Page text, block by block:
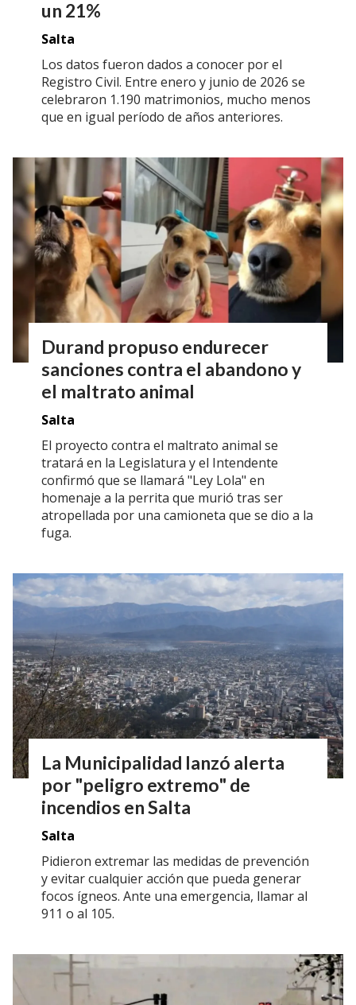
un 21%
Salta
Los datos fueron dados a conocer por el
Registro Civil. Entre enero y junio de 2026 se
celebraron 1.190 matrimonios, mucho menos
que en igual período de años anteriores.
Durand propuso endurecer
sanciones contra el abandono y
el maltrato animal
Salta
El proyecto contra el maltrato animal se
tratará en la Legislatura y el Intendente
confirmó que se llamará "Ley Lola" en
homenaje a la perrita que murió tras ser
atropellada por una camioneta que se dio a la
fuga.
La Municipalidad lanzó alerta
por "peligro extremo" de
incendios en Salta
Salta
Pidieron extremar las medidas de prevención
y evitar cualquier acción que pueda generar
focos ígneos. Ante una emergencia, llamar al
911 o al 105.